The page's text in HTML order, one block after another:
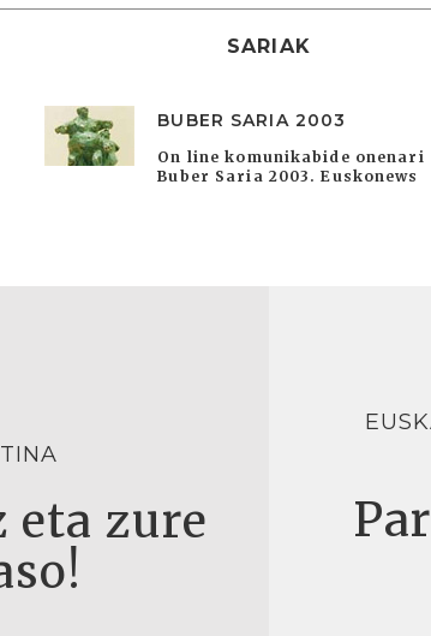
SARIAK
BUBER SARIA 2003
On line komunikabide onenari
Buber Saria 2003. Euskonews
eta zure